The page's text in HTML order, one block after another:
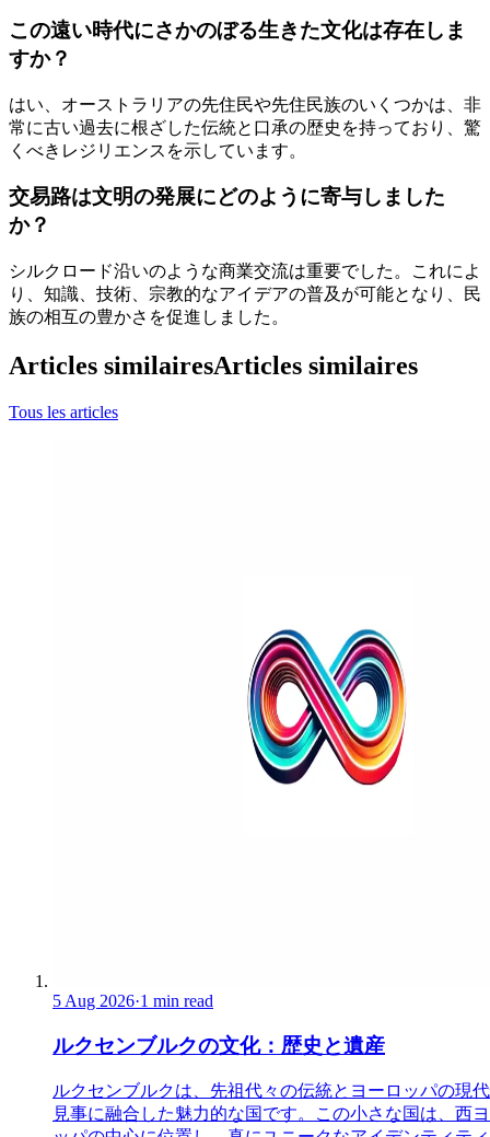
この遠い時代にさかのぼる生きた文化は存在しま
すか？
はい、オーストラリアの先住民や先住民族のいくつかは、非
常に古い過去に根ざした伝統と口承の歴史を持っており、驚
くべきレジリエンスを示しています。
交易路は文明の発展にどのように寄与しました
か？
シルクロード沿いのような商業交流は重要でした。これによ
り、知識、技術、宗教的なアイデアの普及が可能となり、民
族の相互の豊かさを促進しました。
Articles similairesArticles similaires
Tous les articles
5 Aug 2026·1 min read
ルクセンブルクの文化：歴史と遺産
ルクセンブルクは、先祖代々の伝統とヨーロッパの現
見事に融合した魅力的な国です。この小さな国は、西